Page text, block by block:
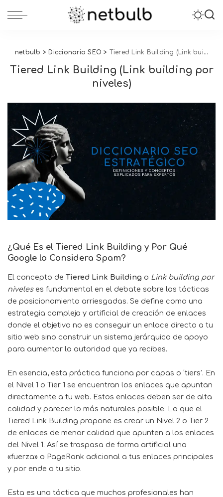
netbulb > Diccionario SEO > Tiered Link Building (Link building por niveles)
Tiered Link Building (Link building por
niveles)
¿Qué Es el Tiered Link Building y Por Qué
Google lo Considera Spam?
El concepto de Tiered Link Building o Link building por
niveleses fundamental en el debate sobre las tácticas
de posicionamiento arriesgadas. Se define como una
estrategia compleja y artificial de creación de enlaces
donde el objetivo no es conseguir un enlace directo a tu
sitio web sino construir un sistema jerárquico de apoyo
para aumentar la autoridad que ya recibes.
En esencia, esta práctica funciona por capas o ‘tiers’. En
el Nivel 1 o Tier 1 se encuentran los enlaces que apuntan
directamente a tu web. Estos enlaces deben ser de alta
calidad y parecer lo más naturales posible. Lo que el
Tiered Link Building propone es crear un Nivel 2 o Tier 2
de enlaces de menor calidad que apunten a los enlaces
del Nivel 1. Así se traspasa de forma artificial una
«fuerza» o PageRank adicional a tus enlaces principales
y por ende a tu sitio.
Esta es una táctica que muchos profesionales han